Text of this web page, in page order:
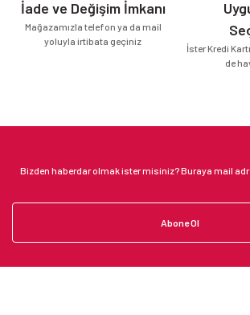
İade ve Değişim İmkanı
Mağazamızla telefon ya da mail
yoluyla irtibata geçiniz
İster Kredi
de
Abone Ol